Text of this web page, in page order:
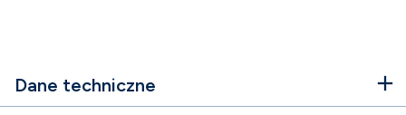
Dane techniczne